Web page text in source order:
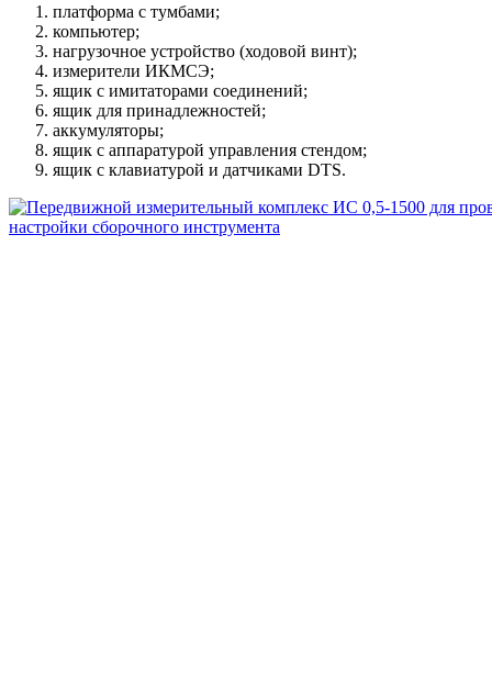
платформа с тумбами;
компьютер;
нагрузочное устройство (ходовой винт);
измерители ИКМСЭ;
ящик с имитаторами соединений;
ящик для принадлежностей;
аккумуляторы;
ящик с аппаратурой управления стендом;
ящик с клавиатурой и датчиками DTS.